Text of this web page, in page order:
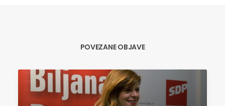
POVEZANE OBJAVE